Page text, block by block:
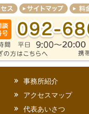
事務所紹介
アクセスマップ
代表あいさつ